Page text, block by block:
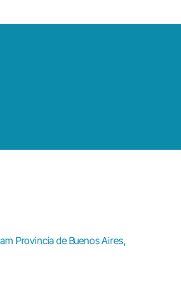
Provincia de Buenos Aires,